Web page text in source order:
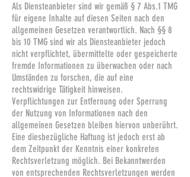
Als Diensteanbieter sind wir gemäß § 7 Abs.1 TMG
für eigene Inhalte auf diesen Seiten nach den
allgemeinen Gesetzen verantwortlich. Nach §§ 8
bis 10 TMG sind wir als Diensteanbieter jedoch
nicht verpflichtet, übermittelte oder gespeicherte
fremde Informationen zu überwachen oder nach
Umständen zu forschen, die auf eine
rechtswidrige Tätigkeit hinweisen.
Verpflichtungen zur Entfernung oder Sperrung
der Nutzung von Informationen nach den
allgemeinen Gesetzen bleiben hiervon unberührt.
Eine diesbezügliche Haftung ist jedoch erst ab
dem Zeitpunkt der Kenntnis einer konkreten
Rechtsverletzung möglich. Bei Bekanntwerden
von entsprechenden Rechtsverletzungen werden